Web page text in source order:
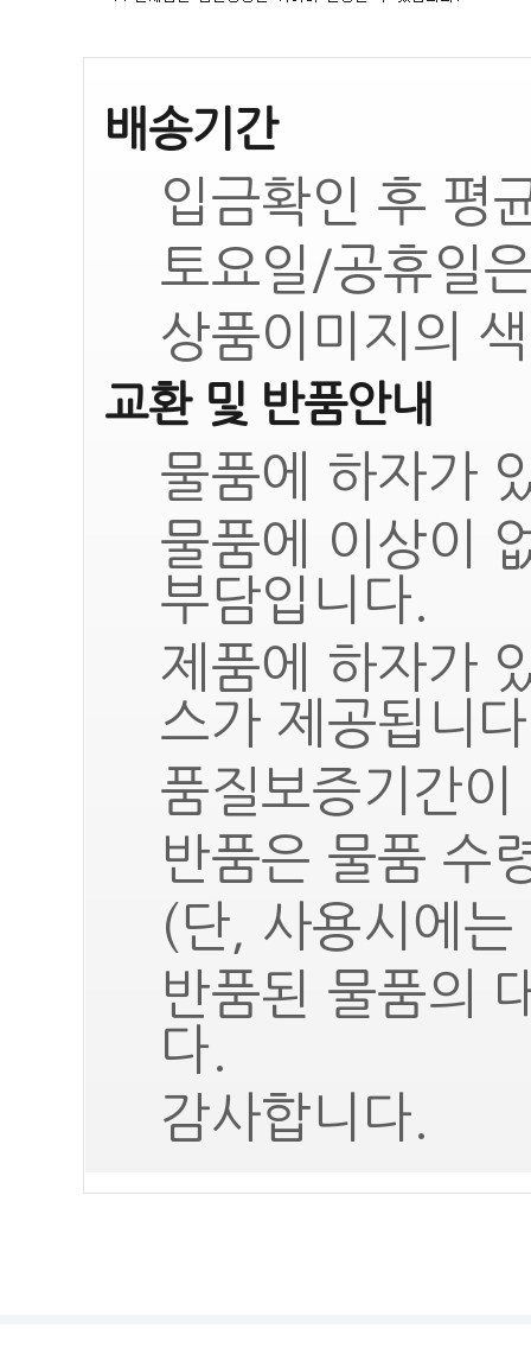
배송기간
입금확인 후 평
토요일/공휴일
상품이미지의
교환 및 반품안내
물품에 하자가
물품에 이상이
부담입니다.
제품에 하자가
스가 제공됩니
품질보증기간
반품은 물품 수
(단, 사용시에
반품된 물품의
다.
감사합니다.